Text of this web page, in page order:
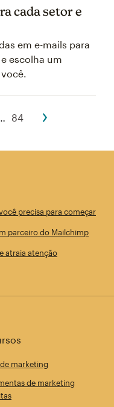
cada setor e
em e-mails para
escolha um
84
precisa para começar
parceiro do Mailchimp
atraia atenção
marketing
de marketing